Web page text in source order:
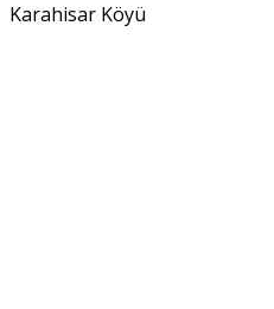
Karahisar Köyü